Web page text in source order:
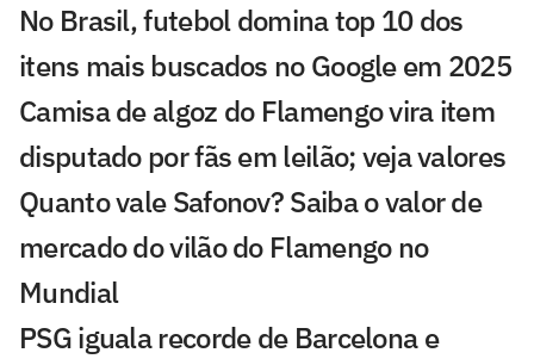
No Brasil, futebol domina top 10 dos
itens mais buscados no Google em 2025
Camisa de algoz do Flamengo vira item
disputado por fãs em leilão; veja valores
Quanto vale Safonov? Saiba o valor de
mercado do vilão do Flamengo no
Mundial
PSG iguala recorde de Barcelona e